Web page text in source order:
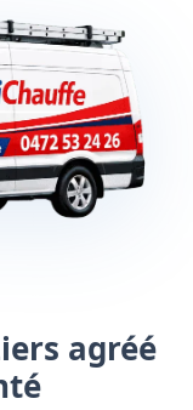
agréé